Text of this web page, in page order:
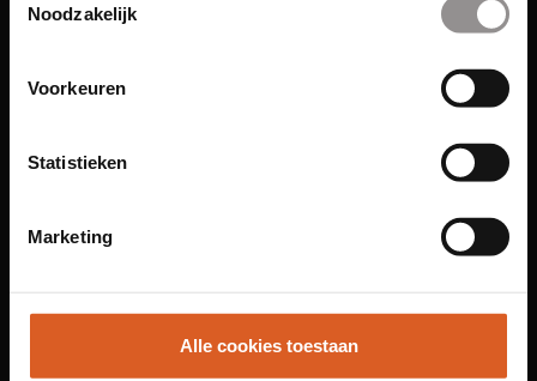
Noodzakelijk
Voorkeuren
Statistieken
Marketing
Alle cookies toestaan
Over ons
Locaties